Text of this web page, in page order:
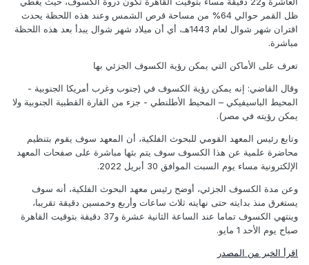
ظل القمر حوالي 64% من مساحة قرص الشمس وعند هذه اللحظة يحدث
اقتران شهر شوال لعام 1443هـ، أي أن ميلاد شهر شوال يبدأ بعد هذه اللحظة
مباشرة.
تعرف على الأماكن التي يمكن رؤية الكسوف الجزئي بها
وقال القاضي: إنه يمكن رؤية الكسوف في (جنوب وغرب أمريكا الجنوبية -
المحيط الباسيفيكي – المحيط الأطلنطي - جزء من القارة القطبية الجنوبية ولا
يمكن رؤيته في مصر).
وتابع رئيس المعهد القومي للبحوث الفلكية، أن المعهد سوف يقوم بتنظيم
محاضرة علمية عن هذا الكسوف سوف يتم بثها مباشرة على صفحات المعهد
الإلكترونية مساء يوم السبت الموافق 30 أبريل 2022.
وعن مدة الكسوف الجزئي، أوضح رئيس معهد البحوث الفلكية، أنه سوف
يستغرق منذ بدايته حتى نهايته ثلاث ساعات وأربع وخمسين دقيقة تقريبا،
وينتهي الكسوف تماما عند الساعة الثانية عشرة و37 دقيقة بتوقيت القاهرة
صباح يوم الأحد 1 مايو.
اقرأ الخبر من المصدر